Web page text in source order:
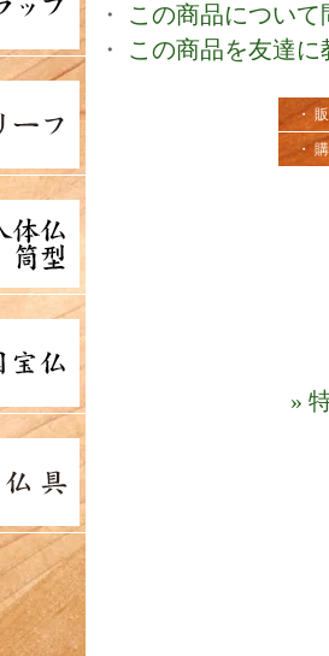
・ この商品につい
・ この商品を友達に
・
・
»